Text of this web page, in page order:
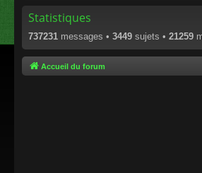
Statistiques
737231 messages • 3449 sujets • 21259
Accueil du forum